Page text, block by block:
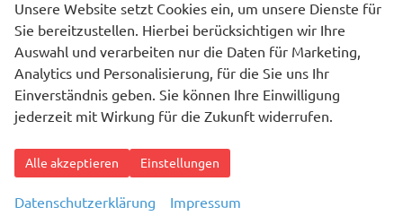
(79H) Spurwechselassistent ""Side Assist"",
Ausparkassistent und Ausstiegswarnung
(KA2) Rückfahrkamera
(GV5) Werksanschlussgarantie 5 Jahre / 100.000
Km
(8RM) 8 Lautsprecher
und Android Auto
Unsere Website setzt Cookies ein, um unsere Dienste für
Sie bereitzustellen. Hierbei berücksichtigen wir Ihre
Auswahl und verarbeiten nur die Daten für Marketing,
Analytics und Personalisierung, für die Sie uns Ihr
Einverständnis geben. Sie können Ihre Einwilligung
jederzeit mit Wirkung für die Zukunft widerrufen.
Alle akzeptieren Einstellungen
Datenschutzerklärung Impressum